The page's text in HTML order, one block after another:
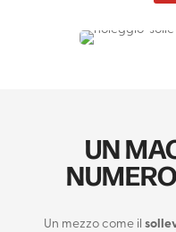
UN
Un mezzo come il